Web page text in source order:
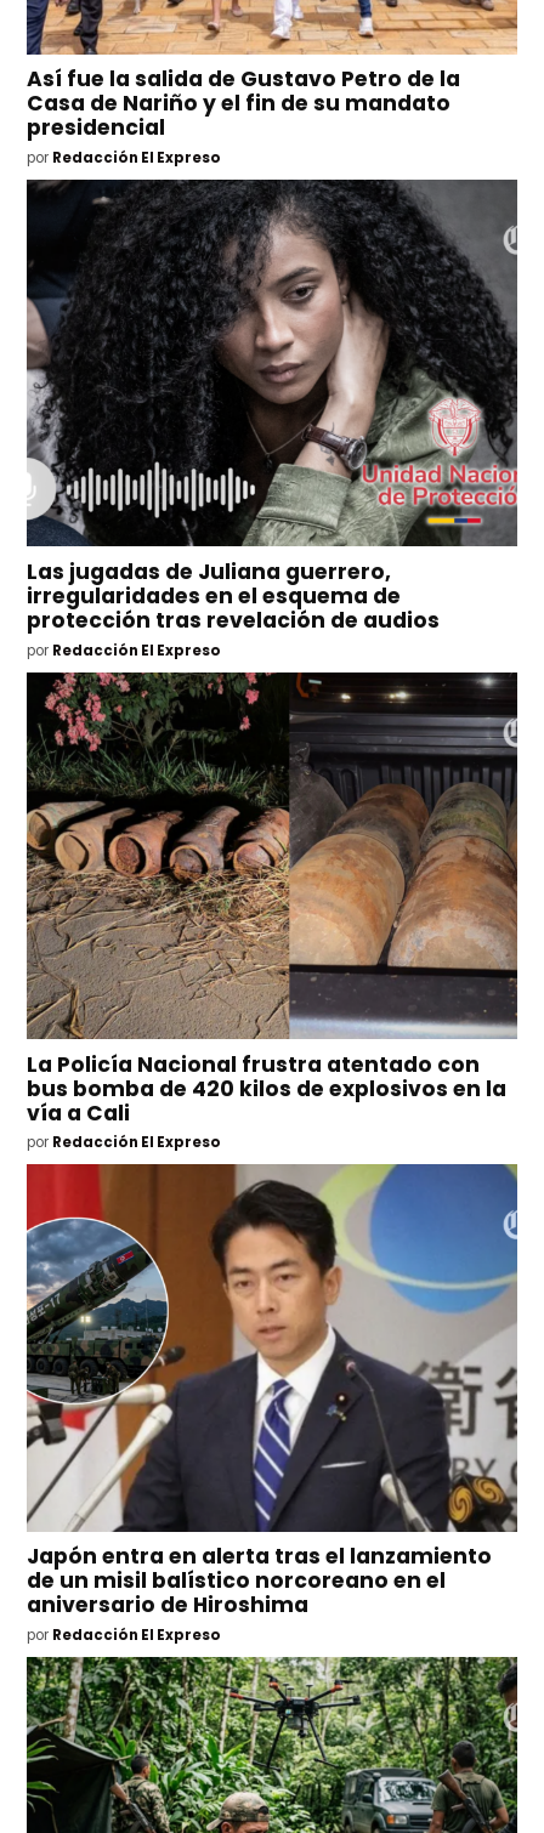
Así fue la salida de Gustavo Petro de la
Casa de Nariño y el fin de su mandato
presidencial
por Redacción El Expreso
Las jugadas de Juliana guerrero,
irregularidades en el esquema de
protección tras revelación de audios
por Redacción El Expreso
La Policía Nacional frustra atentado con
bus bomba de 420 kilos de explosivos en la
vía a Cali
por Redacción El Expreso
Japón entra en alerta tras el lanzamiento
de un misil balístico norcoreano en el
aniversario de Hiroshima
por Redacción El Expreso